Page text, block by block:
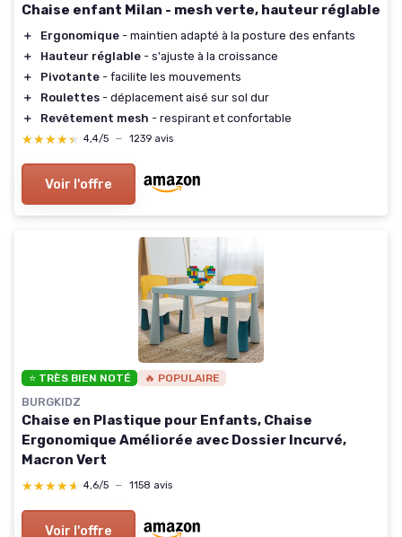
Chaise enfant Milan - mesh verte, hauteur réglable
＋ Ergonomique - maintien adapté à la posture des enfants
＋
Hauteur réglable - s'ajuste à la croissance
＋
Pivotante - facilite les mouvements
＋
Roulettes - déplacement aisé sur sol dur
＋
Revêtement mesh - respirant et confortable
★★★★★
★★★★★ 4,4/5 — 1239 avis
Voir l'offre
⭐ TRÈS BIEN NOTÉ 🔥 POPULAIRE
BURGKIDZ
Chaise en Plastique pour Enfants, Chaise
Ergonomique Améliorée avec Dossier Incurvé,
Macron Vert
★★★★★
★★★★★ 4,6/5 — 1158 avis
Voir l'offre